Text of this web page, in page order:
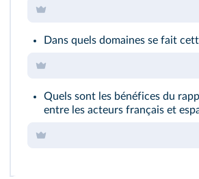
Dans quels domaines se fait
Quels sont les bénéfices du
entre les acteurs français et